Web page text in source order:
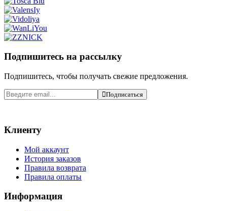
Подпишитесь на рассылку
Подпишитесь, чтобы получать свежие предложения.
Подписаться
Клиенту
Мой аккаунт
История заказов
Правила возврата
Правила оплаты
Информация